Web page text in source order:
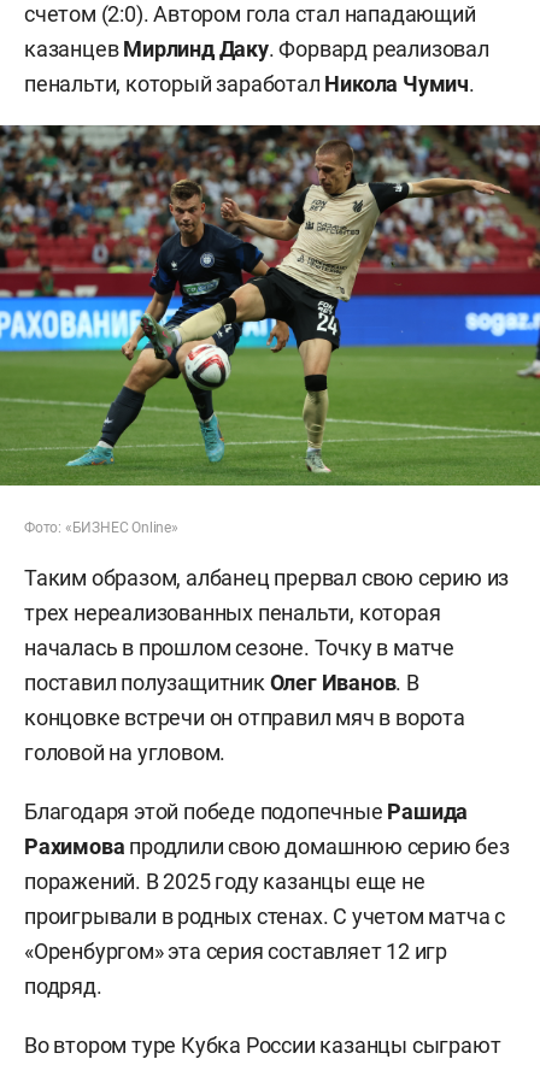
счетом (2:0). Автором гола стал нападающий
казанцевМирлинд Даку. Форвард реализовал
пенальти, который заработал Никола Чумич.
Фото: «БИЗНЕС Online»
Таким образом, албанец прервал свою серию из
трех нереализованных пенальти, которая
началась в прошлом сезоне. Точку в матче
поставил полузащитник Олег Иванов. В
концовке встречи он отправил мяч в ворота
головой на угловом.
Благодаря этой победе подопечные Рашида
Рахимова продлили свою домашнюю серию без
поражений. В 2025 году казанцы еще не
проигрывали в родных стенах. С учетом матча с
«Оренбургом» эта серия составляет 12 игр
подряд.
Во втором туре Кубка России казанцы сыграют